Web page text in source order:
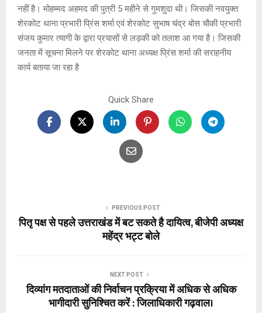
नहीं है। मोहम्मद अहमद की पुत्री 5 महीने से गुमशुदा थी। जिसकी नवयुक्त
शेरकोट थाना प्रभारी प्रिंस शर्मा एवं शेरकोट सुभाष चंद्र बोस चौकी प्रभारी
संजय कुमार त्यागी के द्वारा प्रयासों से लड़की को तलाश आ गया है। जिसकी
जनता में सूचना मिलने पर शेरकोट थाना अध्यक्ष प्रिंस शर्मा की सराहनीय
कार्य बताया जा रहा है ‌
Quick Share
PREVIOUS POST
पितृ पक्ष से पहले उत्तराखंड में बट सकते है दायित्व, बीजेपी अध्यक्ष
महेंद्र भट्ट बोले
NEXT POST
दिव्यांग मतदाताओं की निर्वाचन प्रक्रिया में अधिक से अधिक
भागीदारी सुनिश्चित करें : जिलाधिकारी गढ़वाल।